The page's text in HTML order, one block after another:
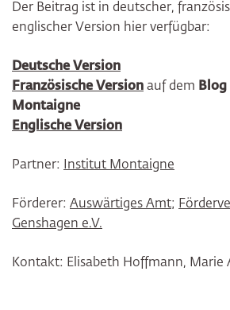
Der Beitrag ist in deutscher,
englischer Version hier verfügbar:
Deutsche Version
Französische Version auf dem
Montaigne
Englische Version
Partner: Institut Montaigne
Förderer: Auswärtiges Amt;
Genshagen e.V.
Kontakt: Elisabeth Hoffmann, Marie